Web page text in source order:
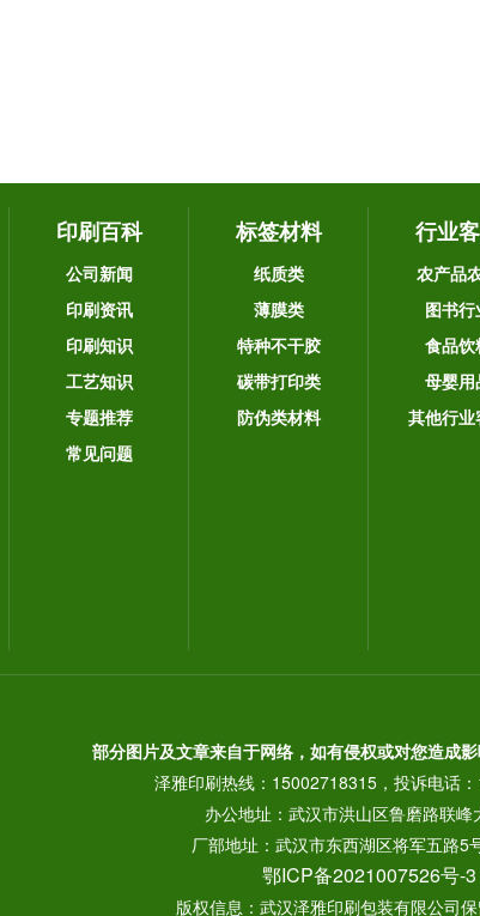
印刷百科
公司新闻
印刷资讯
印刷知识
工艺知识
专题推荐
常见问题
标签材料
纸质类
薄膜类
特种不干胶
碳带打印类
防伪类材料
行业
农产品
图书行
食品饮
母婴用
其他行业
部分图片及文章来自于网络，如有侵权或对您造成影
泽雅印刷热线：15002718315，投诉电话
办公地址：武汉市洪山区鲁磨路联峰
厂部地址：武汉市东西湖区将军五路5
鄂ICP备2021007526号-3
版权信息：武汉泽雅印刷包装有限公司